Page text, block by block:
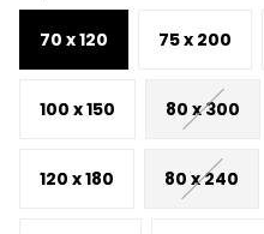
70 x 120 75 x 200
100 x 150 80 x 300
120 x 180 80 x 240